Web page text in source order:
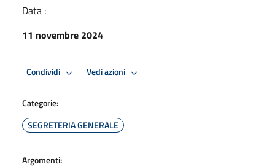
Data :
11 novembre 2024
Condividi Vedi azioni
Categorie:
SEGRETERIA GENERALE
Argomenti: